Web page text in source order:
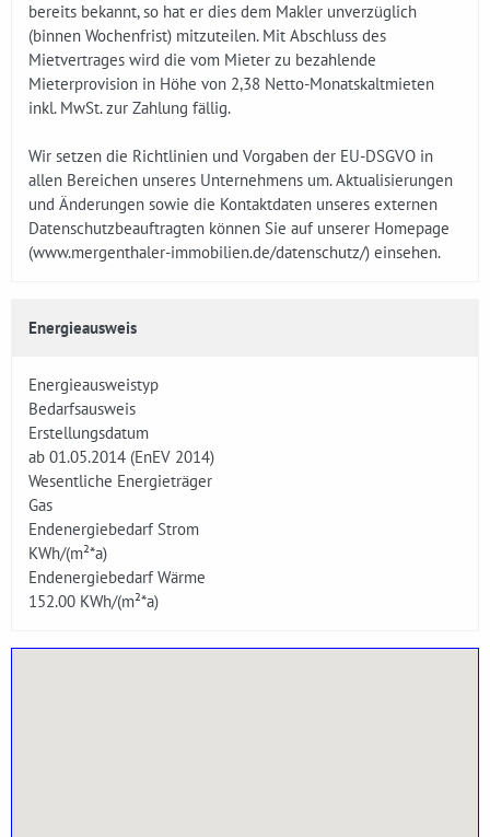
bereits bekannt, so hat er dies dem Makler unverzüglich
(binnen Wochenfrist) mitzuteilen. Mit Abschluss des
Mietvertrages wird die vom Mieter zu bezahlende
Mieterprovision in Höhe von 2,38 Netto-Monatskaltmieten
inkl. MwSt. zur Zahlung fällig.
Wir setzen die Richtlinien und Vorgaben der EU-DSGVO in
allen Bereichen unseres Unternehmens um. Aktualisierungen
und Änderungen sowie die Kontaktdaten unseres externen
Datenschutzbeauftragten können Sie auf unserer Homepage
(www.mergenthaler-immobilien.de/datenschutz/) einsehen.
Energieausweis
Energieausweistyp
Bedarfsausweis
Erstellungsdatum
ab 01.05.2014 (EnEV 2014)
Wesentliche Energieträger
Gas
Endenergiebedarf Strom
KWh/(m²*a)
Endenergiebedarf Wärme
152.00 KWh/(m²*a)